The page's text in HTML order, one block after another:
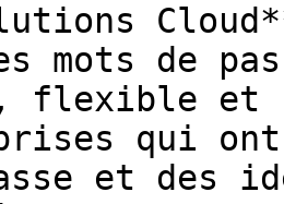
mots de
flexible
qui
et des